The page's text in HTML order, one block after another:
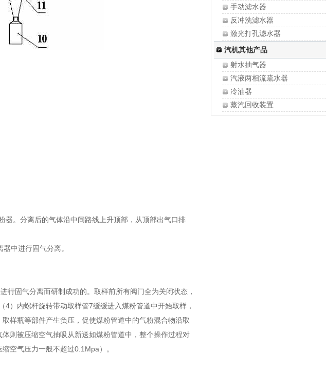
全自动煤粉取样器
自抽式飞灰取样器
推入式煤粉取样装置
锅炉取样冷却器
手动滤水器
反冲洗滤水器
激光打孔滤水器
全自动滤水器
工业滤水器
发电机定子冷却水新型滤网
汽机其他产品
射水抽气器
汽液两相流疏水器
冷油器
蒸汽回收装置
减温减压器
。分离后的气体沿中间路线上升顶部，从顶部出气口排
中进行固气分离。
固气分离而研制成功的。取样前所有阀门全为关闭状态，
）内螺杆旋转带动取样管7缓缓进入煤粉管道中开始取样，
样瓶等部件产生负压，促使煤粉管道中的气粉混合物沿取
则被压缩空气抽吸从新送如煤粉管道中，整个操作过程对
空气压力一般不超过0.1Mpa）。